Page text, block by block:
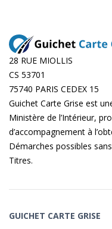
28 RUE MIOLLIS
CS 53701
75740 PARIS CEDEX 15
Guichet Carte Grise est
Ministère de l’Intérieur,
d’accompagnement à
Démarches possibles
Titres.
GUICHET CARTE GRISE